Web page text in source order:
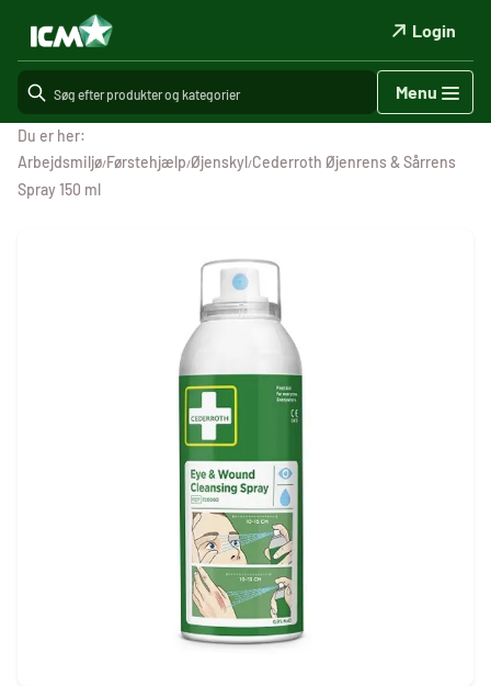
Login
Menu
Du er her:
Arbejdsmiljø/Førstehjælp/Øjenskyl/Cederroth Øjenrens & Sårrens
Spray 150 ml